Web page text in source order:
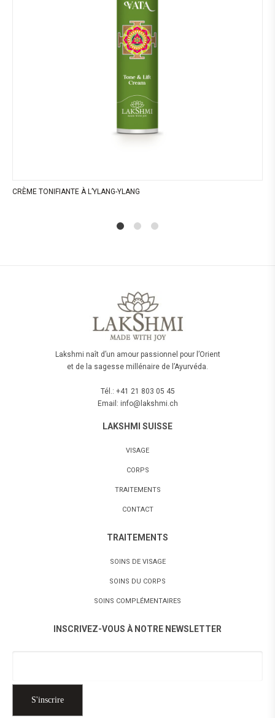
CRÈME TONIFIANTE À L’YLANG-YLANG
Lakshmi naît d’un amour passionnel pour l’Orient
et de la sagesse millénaire de l’Ayurvéda.
Tél.: +41 21 803 05 45
Email: info@lakshmi.ch
LAKSHMI SUISSE
VISAGE
CORPS
TRAITEMENTS
CONTACT
TRAITEMENTS
SOINS DE VISAGE
SOINS DU CORPS
SOINS COMPLÉMENTAIRES
INSCRIVEZ-VOUS À NOTRE NEWSLETTER